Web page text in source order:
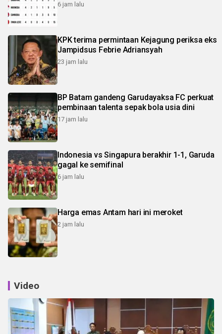
6 jam lalu
KPK terima permintaan Kejagung periksa eks
Jampidsus Febrie Adriansyah
23 jam lalu
BP Batam gandeng Garudayaksa FC perkuat
pembinaan talenta sepak bola usia dini
17 jam lalu
Indonesia vs Singapura berakhir 1-1, Garuda
gagal ke semifinal
6 jam lalu
Harga emas Antam hari ini meroket
2 jam lalu
Video